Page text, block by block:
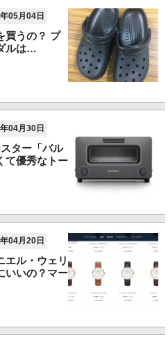
05月04日
買うの？ プ
ルは…
04月30日
ター「バル
て優秀なトー
04月20日
エル・ウェリ
いいの？マー